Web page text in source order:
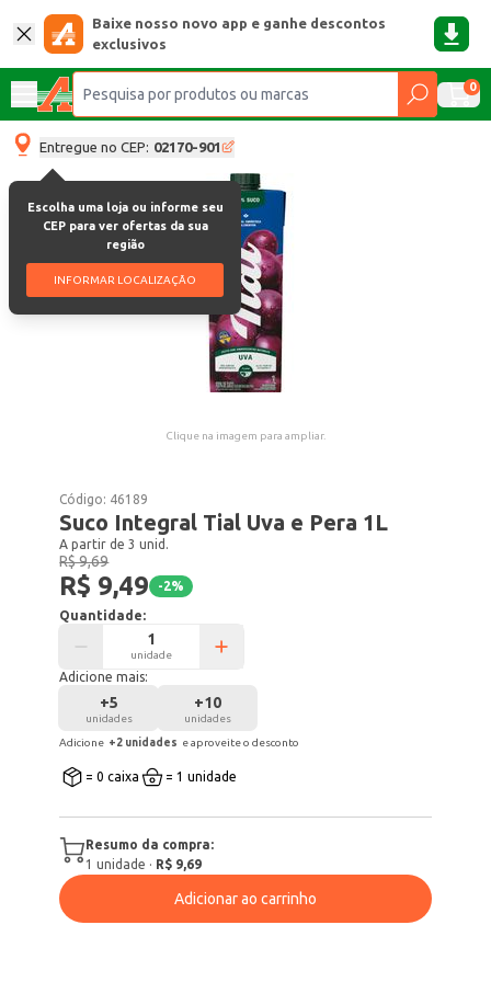
Baixe nosso novo app e ganhe descontos
exclusivos
0
Entregue no CEP: 02170-901
Escolha uma loja ou informe seu
CEP para ver ofertas da sua
região
INFORMAR LOCALIZAÇÃO
Clique na imagem para ampliar.
Código: 46189
Suco Integral Tial Uva e Pera 1L
A partir de 3 unid.
R$ 9,69
R$ 9,49 -2%
Quantidade:
unidade
Adicione mais:
+5
unidades
+10
unidades
Adicione +2 unidades e aproveite o desconto
= 0 caixa = 1 unidade
Resumo da compra:
1 unidade · R$ 9,69
Adicionar ao carrinho